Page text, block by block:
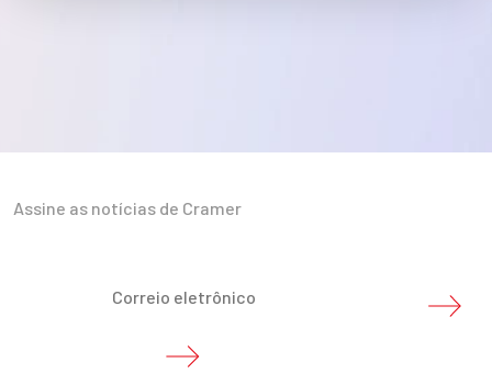
Assine as notícias de Cramer